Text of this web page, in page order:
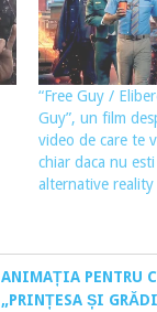
“Free Guy /
Guy”, un film
video de care te
chiar daca nu
alternative reality
ANIMAȚIA PENTRU
„PRINȚESA ȘI